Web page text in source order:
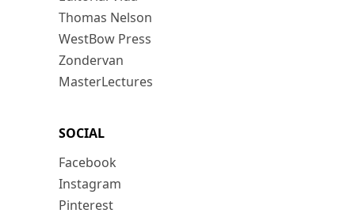
Thomas Nelson
WestBow Press
Zondervan
MasterLectures
SOCIAL
Facebook
Instagram
Pinterest